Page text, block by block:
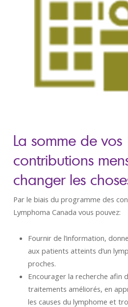
La somme de vos
contributions
changer les
Par le biais du programme des
Lymphoma Canada vous pouvez:
Fournir de l’information,
aux patients atteints d’un
proches.
Encourager la recherche afin
traitements améliorés, en
les causes du lymphome et